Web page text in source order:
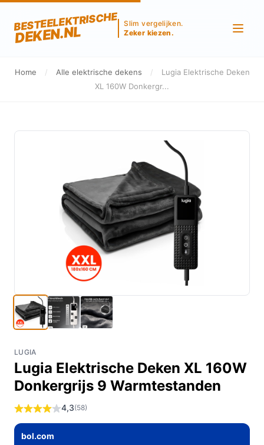
BESTEELEKTRISCHE
DEKEN.NL
Slim vergelijken.
Zeker kiezen.
Home / Alle elektrische dekens /
Lugia Elektrische Deken
XL 160W Donkergr...
LUGIA
Lugia Elektrische Deken XL 160W
Donkergrijs 9 Warmtestanden
4,3(58)
bol.com